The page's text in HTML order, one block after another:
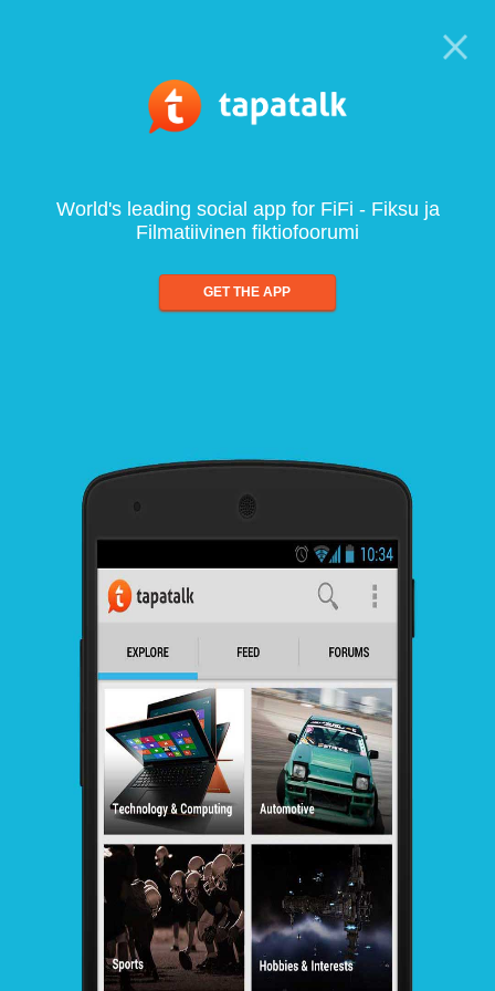
World's leading social app for FiFi - Fiksu ja
Filmatiivinen fiktiofoorumi
GET THE APP